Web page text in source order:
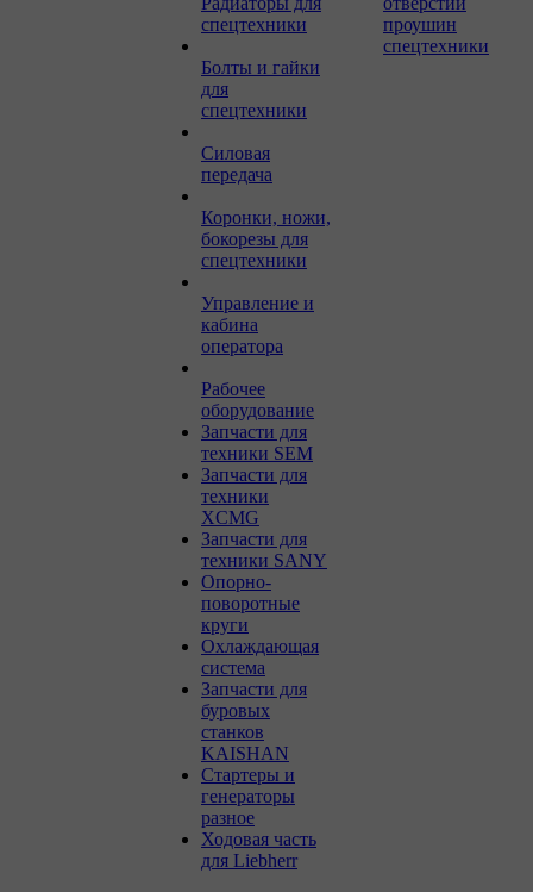
спецтехники
Болты и гайки
для
спецтехники
Силовая
передача
Коронки, ножи,
бокорезы для
спецтехники
Управление и
кабина
оператора
Рабочее
оборудование
Запчасти для
техники SEM
Запчасти для
техники
XCMG
Запчасти для
техники SANY
Опорно-
поворотные
круги
Охлаждающая
система
Запчасти для
буровых
станков
KAISHAN
Стартеры и
генераторы
разное
Ходовая часть
для Liebherr
проушин
спецтехники